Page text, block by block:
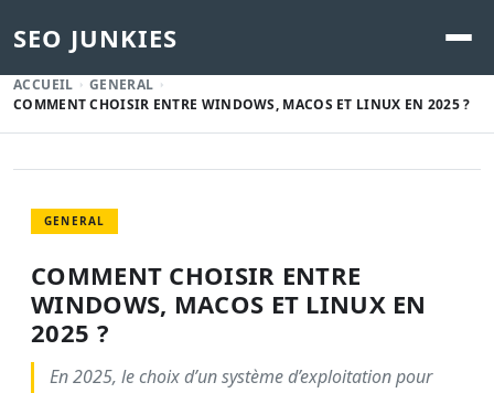
SEO JUNKIES
ACCUEIL
GENERAL
COMMENT CHOISIR ENTRE WINDOWS, MACOS ET LINUX EN 2025 ?
GENERAL
COMMENT CHOISIR ENTRE
WINDOWS, MACOS ET LINUX EN
2025 ?
En 2025, le choix d’un système d’exploitation pour